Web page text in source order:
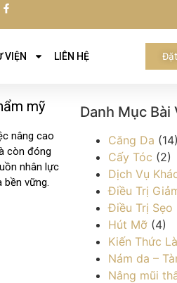
VIỆN LIÊN HỆ
mỹ
nâng cao
còn đóng
nhân lực
vững.
Danh Mục Bài
Căng Da (14)
Cấy Tóc (2)
Dịch Vụ
Điều Trị
Điều Trị Sẹo
Hút Mỡ(4)
Kiến Thức
Nám da –
Nâng mũi